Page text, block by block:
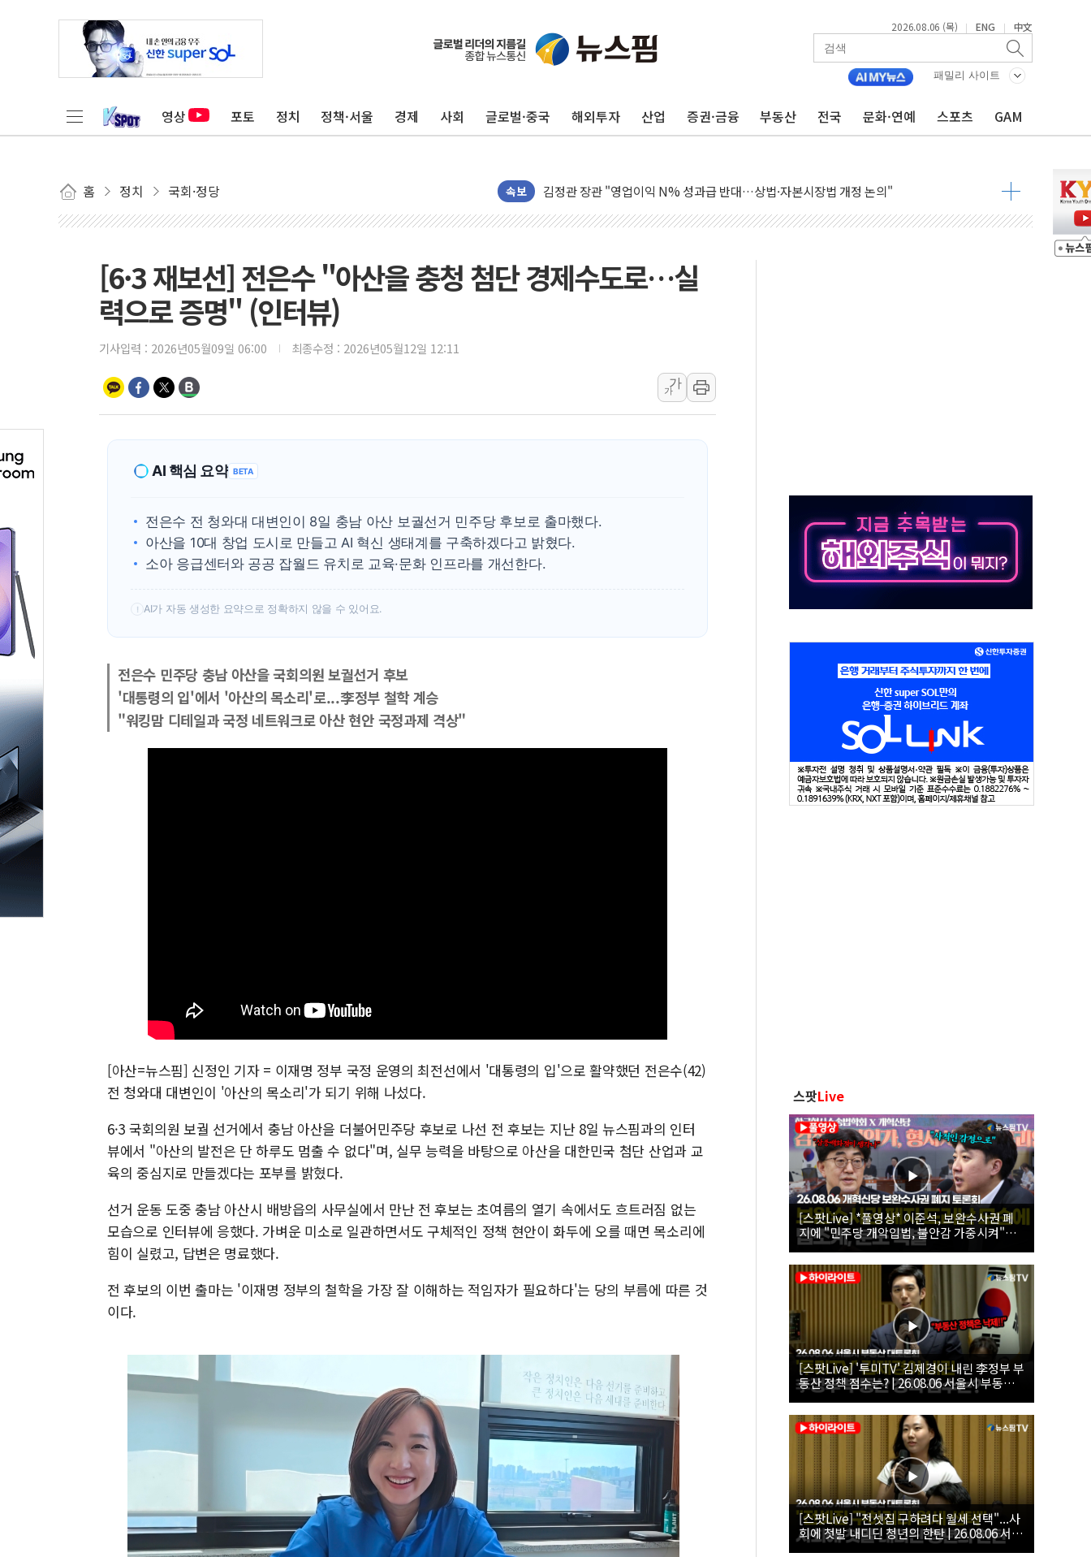
2026.08.06 (목) | ENG | 中文
패밀리 사이트
영상 포토 정치 정책·서울 경제 사회 글로벌·중국 해외투자 산업 증권·금융 부동산 전국 문화·연예 스포츠 GAM
홈 정치 국회·정당 속보
구광모, 내주 실리콘밸리서 젠슨 황 재회…로봇·AI 데이터센터·모빌리티 구체화
뉴욕증시 개장 전 특징주...모더나·아이온큐·도어대시↑ VS 샌디스크·피그마·앱러빈↓
뉴욕증시 프리뷰, 미 주가선물 AI주 차익실현 속 혼조세...웨스턴디지털·샌디스크↓
청와대, 북한 단거리 탄도미사일 발사에 긴급 안보 점검회의
[인도증시] 중동 긴장 완화에 실적 호조까지, 상승...호실적 보고 기업 상승세 뚜렷
러, 1인칭시점 드론으로 우크라 민간인 '사파리' 공격… 시민들 공포감 극대화 전략
김정관 산업부 장관 "주 52시간 손봐야, 경쟁상대 中과 비교해야"
해군 1함대 창설 80주년…지역과 함께하는 '선봉'의 대민 봉사
구미 폐염산처리업체서 불 2시간30여분만에 진화...외국인 노동자 숨져
해군과 함께하는 '불금전파, 송정' 시즌2
강원도 폭염특보 11일째…온열질환·가축 피해 최소화 '총력 대응'
[6·3 재보선] 전은수 "아산을 충청 첨단 경제수도로…실
력으로 증명" (인터뷰)
기사입력 : 2026년05월09일 06:00 최종수정 : 2026년05월12일 12:11
가
가
AI 핵심 요약 BETA
전은수 전 청와대 대변인이 8일 충남 아산 보궐선거 민주당 후보로 출마했다.
아산을 10대 창업 도시로 만들고 AI 혁신 생태계를 구축하겠다고 밝혔다.
소아 응급센터와 공공 잡월드 유치로 교육·문화 인프라를 개선한다.
! AI가 자동 생성한 요약으로 정확하지 않을 수 있어요.
전은수 민주당 충남 아산을 국회의원 보궐선거 후보
'대통령의 입'에서 '아산의 목소리'로...李정부 철학 계승
"워킹맘 디테일과 국정 네트워크로 아산 현안 국정과제 격상"
[아산=뉴스핌] 신정인 기자 = 이재명 정부 국정 운영의 최전선에서 '대통령의 입'으로 활약했던 전은수(42)
전 청와대 대변인이 '아산의 목소리'가 되기 위해 나섰다.
6·3 국회의원 보궐 선거에서 충남 아산을 더불어민주당 후보로 나선 전 후보는 지난 8일 뉴스핌과의 인터
뷰에서 "아산의 발전은 단 하루도 멈출 수 없다"며, 실무 능력을 바탕으로 아산을 대한민국 첨단 산업과 교
육의 중심지로 만들겠다는 포부를 밝혔다.
선거 운동 도중 충남 아산시 배방읍의 사무실에서 만난 전 후보는 초여름의 열기 속에서도 흐트러짐 없는
모습으로 인터뷰에 응했다. 가벼운 미소로 일관하면서도 구체적인 정책 현안이 화두에 오를 때면 목소리에
힘이 실렸고, 답변은 명료했다.
전 후보의 이번 출마는 '이재명 정부의 철학을 가장 잘 이해하는 적임자가 필요하다'는 당의 부름에 따른 것
이다.
스팟Live
[스팟Live] *풀영상* 이준석, 보완수사권 폐
지에 "민주당 개악입법, 불안감 가중시켜"｜
26.08.06 개혁신당 보완수사권 폐지 토론회
[스팟Live] '투미TV' 김제경이 내린 李정부 부
동산 정책 점수는? | 26.08.06 서울시 부동산
대토론회
[스팟Live] "전셋집 구하려다 월세 선택"...사
회에 첫발 내디딘 청년의 한탄 | 26.08.06 서울
시 부동산 대토론회